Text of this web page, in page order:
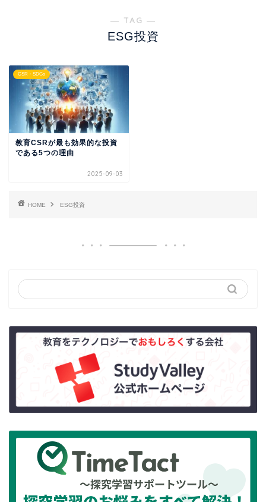
― TAG ―
ESG投資
CSR・SDGs
教育CSRが最も効果的な投資
である5つの理由
2025-09-03
HOME ESG投資